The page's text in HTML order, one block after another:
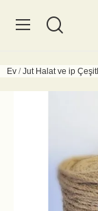
Ev Jut Halat ve ip